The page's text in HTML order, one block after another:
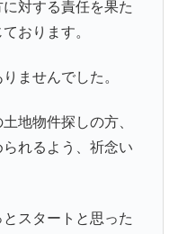
対する責任を果た
おります。
ませんでした。
地物件探しの方、
れるよう、祈念い
スタートと思った